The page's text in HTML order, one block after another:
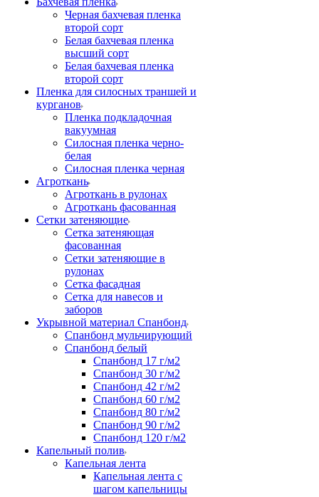
Черная бахчевая пленка
второй сорт
Белая бахчевая пленка
высший сорт
Белая бахчевая пленка
второй сорт
Пленка для силосных траншей и
курганов
Пленка подкладочная
вакуумная
Силосная пленка черно-
белая
Силосная пленка черная
Агроткань
Агроткань в рулонах
Агроткань фасованная
Сетки затеняющие
Сетка затеняющая
фасованная
Сетки затеняющие в
рулонах
Сетка фасадная
Сетка для навесов и
заборов
Укрывной материал Спанбонд
Спанбонд мульчирующий
Спанбонд белый
Спанбонд 17 г/м2
Спанбонд 30 г/м2
Спанбонд 42 г/м2
Спанбонд 60 г/м2
Спанбонд 80 г/м2
Спанбонд 90 г/м2
Спанбонд 120 г/м2
Капельный полив
Капельная лента
Капельная лента с
шагом капельницы